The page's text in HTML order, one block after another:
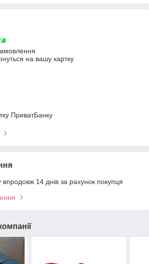
на вашу картку
ПриватБанку
14 днів за рахунок покупця